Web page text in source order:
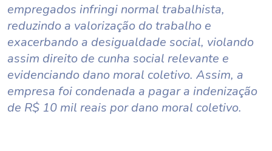
empregados infringi normal trabalhista,
reduzindo a valorização do trabalho e
exacerbando a desigualdade social, violando
assim direito de cunha social relevante e
evidenciando dano moral coletivo. Assim, a
empresa foi condenada a pagar a indenização
de R$ 10 mil reais por dano moral coletivo.